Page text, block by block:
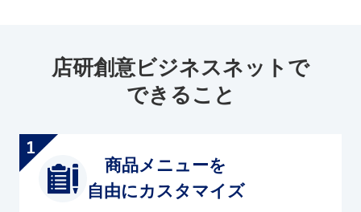
店研創意ビジネスネットで
できること
商品メニューを
自由にカスタマイズ